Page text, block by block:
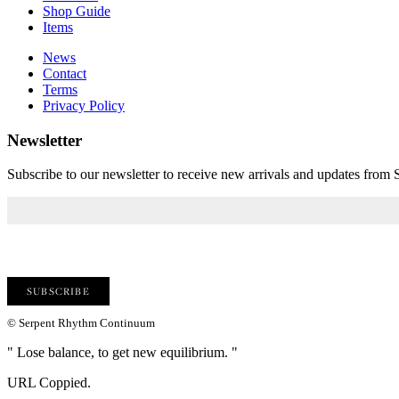
Shop Guide
Items
News
Contact
Terms
Privacy Policy
Newsletter
Subscribe to our newsletter to receive new arrivals and updates from
© Serpent Rhythm Continuum
" Lose balance, to get new equilibrium. "
URL Coppied.